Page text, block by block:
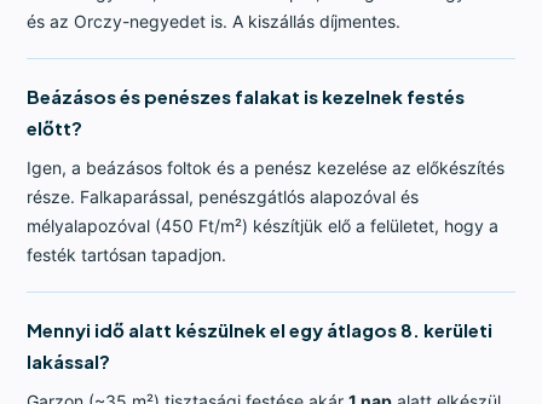
és az Orczy-negyedet is. A kiszállás díjmentes.
Beázásos és penészes falakat is kezelnek festés
előtt?
Igen, a beázásos foltok és a penész kezelése az előkészítés
része. Falkaparással, penészgátlós alapozóval és
mélyalapozóval (450 Ft/m²) készítjük elő a felületet, hogy a
festék tartósan tapadjon.
Mennyi idő alatt készülnek el egy átlagos 8. kerületi
lakással?